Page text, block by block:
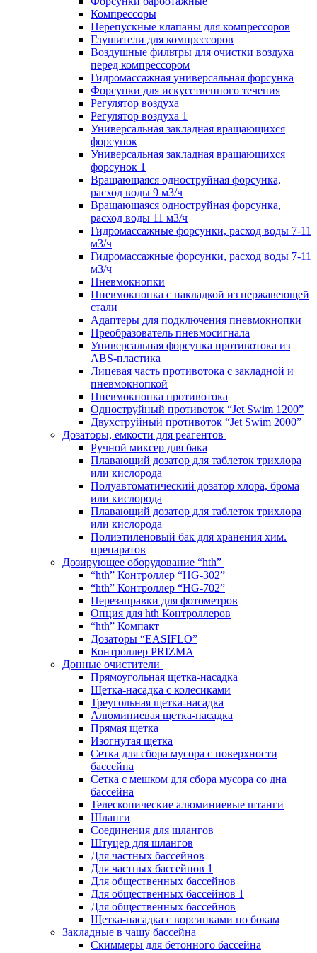
Компрессоры
Перепускные клапаны для компрессоров
Глушители для компрессоров
Воздушные фильтры для очистки воздуха
перед компрессором
Гидромассажная универсальная форсунка
Форсунки для искусственного течения
Регулятор воздуха
Регулятор воздуха 1
Универсальная закладная вращающихся
форсунок
Универсальная закладная вращающихся
форсунок 1
Вращающаяся одноструйная форсунка,
расход воды 9 м3/ч
Вращающаяся одноструйная форсунка,
расход воды 11 м3/ч
Гидромассажные форсунки, расход воды 7-11
м3/ч
Гидромассажные форсунки, расход воды 7-11
м3/ч
Пневмокнопки
Пневмокнопка с накладкой из нержавеющей
стали
Адаптеры для подключения пневмокнопки
Преобразователь пневмосигнала
Универсальная форсунка противотока из
ABS-пластика
Лицевая часть противотока с закладной и
пневмокнопкой
Пневмокнопка противотока
Одноструйный противоток “Jet Swim 1200”
Двухструйный противоток “Jet Swim 2000”
Дозаторы, емкости для реагентов
Ручной миксер для бака
Плавающий дозатор для таблеток трихлора
или кислорода
Полуавтоматический дозатор хлора, брома
или кислорода
Плавающий дозатор для таблеток трихлора
или кислорода
Полиэтиленовый бак для хранения хим.
препаратов
Дозирующее оборудование “hth”
“hth” Контроллер “HG-302”
“hth” Контроллер “HG-702”
Перезаправки для фотометров
Опция для hth Контроллеров
“hth” Компакт
Дозаторы “EASIFLO”
Контроллер PRIZMA
Донные очистители
Прямоугольная щетка-насадка
Щетка-насадка с колесиками
Треугольная щетка-насадка
Алюминиевая щетка-насадка
Прямая щетка
Изогнутая щетка
Сетка для сбора мусора с поверхности
бассейна
Сетка с мешком для сбора мусора со дна
бассейна
Телескопические алюминиевые штанги
Шланги
Соединения для шлангов
Штуцер для шлангов
Для частных бассейнов
Для частных бассейнов 1
Для общественных бассейнов
Для общественных бассейнов 1
Для общественных бассейнов
Щетка-насадка с ворсинками по бокам
Закладные в чашу бассейна
Скиммеры для бетонного бассейна